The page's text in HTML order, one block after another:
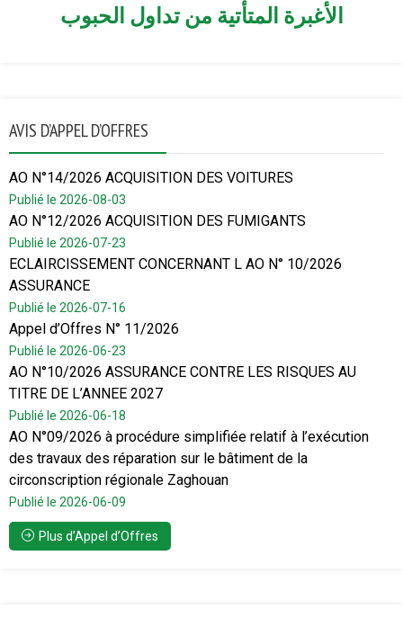
الأغبرة المتأتية من تداول الحبوب
AVIS D’APPEL D’OFFRES
AO N°14/2026 ACQUISITION DES VOITURES
Publié le 2026-08-03
AO N°12/2026 ACQUISITION DES FUMIGANTS
Publié le 2026-07-23
ECLAIRCISSEMENT CONCERNANT L AO N° 10/2026
ASSURANCE
Publié le 2026-07-16
Appel d’Offres N° 11/2026
Publié le 2026-06-23
AO N°10/2026 ASSURANCE CONTRE LES RISQUES AU
TITRE DE L’ANNEE 2027
Publié le 2026-06-18
AO N°09/2026 à procédure simplifiée relatif à l’exécution
des travaux des réparation sur le bâtiment de la
circonscription régionale Zaghouan
Publié le 2026-06-09
Plus d’Appel d’Offres